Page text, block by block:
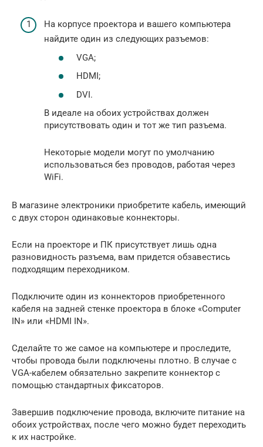
На корпусе проектора и вашего компьютера
найдите один из следующих разъемов:
VGA;
HDMI;
DVI.
В идеале на обоих устройствах должен
присутствовать один и тот же тип разъема.
Некоторые модели могут по умолчанию
использоваться без проводов, работая через
WiFi.
В магазине электроники приобретите кабель, имеющий
с двух сторон одинаковые коннекторы.
Если на проекторе и ПК присутствует лишь одна
разновидность разъема, вам придется обзавестись
подходящим переходником.
Подключите один из коннекторов приобретенного
кабеля на задней стенке проектора в блоке «Computer
IN» или «HDMI IN».
Сделайте то же самое на компьютере и проследите,
чтобы провода были подключены плотно. В случае с
VGA-кабелем обязательно закрепите коннектор с
помощью стандартных фиксаторов.
Завершив подключение провода, включите питание на
обоих устройствах, после чего можно будет переходить
к их настройке.